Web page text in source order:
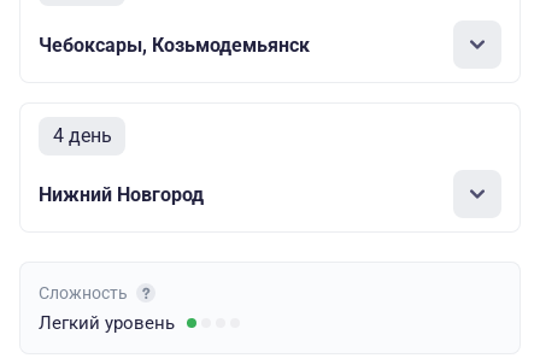
Чебоксары, Козьмодемьянск
4 день
Нижний Новгород
Сложность
Легкий уровень